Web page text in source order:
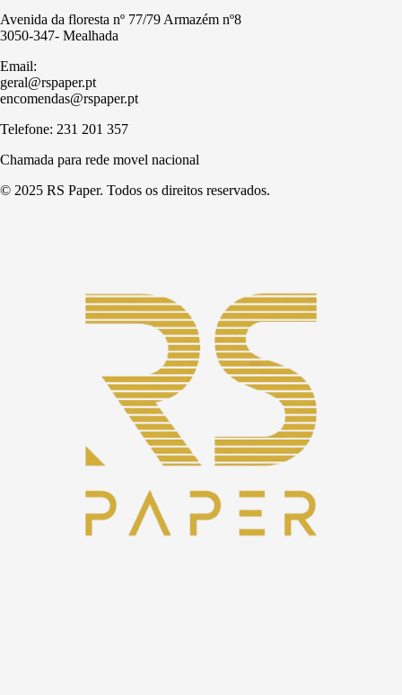
Avenida da floresta nº 77/79 Armazém nº8
3050-347- Mealhada
Email:
geral@rspaper.pt
encomendas@rspaper.pt
Telefone: 231 201 357
Chamada para rede movel nacional
© 2025 RS Paper. Todos os direitos reservados.